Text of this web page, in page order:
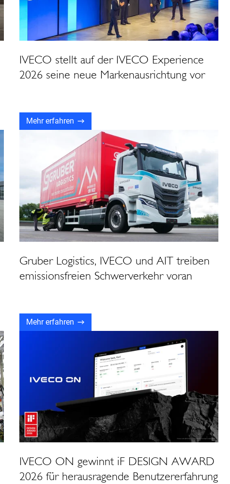
IVECO stellt auf der IVECO Experience
2026 seine neue Markenausrichtung vor
Mehr erfahren
Gruber Logistics, IVECO und AIT treiben
emissionsfreien Schwerverkehr voran
Mehr erfahren
IVECO ON gewinnt iF DESIGN AWARD
2026 für herausragende Benutzererfahrung